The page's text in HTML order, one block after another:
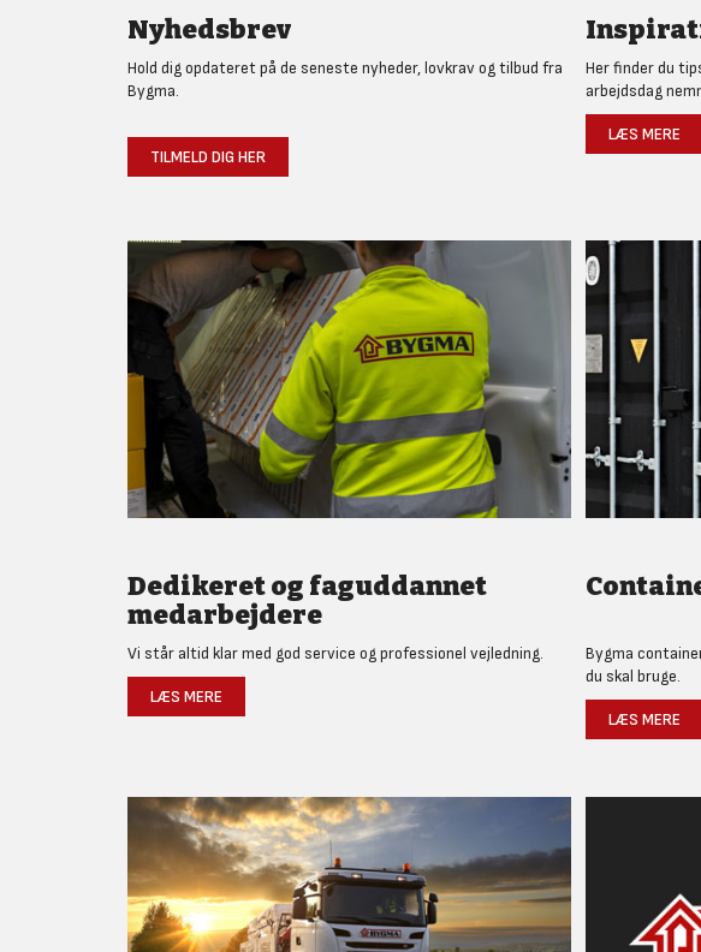
Nyhedsbrev
Hold dig opdateret på de seneste nyheder, lovkrav og tilbud fra
Bygma.
TILMELD DIG HER
Her finder du
arbejdsdag
LÆS MERE
Dedikeret og faguddannet
medarbejdere
Vi står altid klar med god service og professionel vejledning.
LÆS MERE
Bygma
du skal bruge.
LÆS MERE